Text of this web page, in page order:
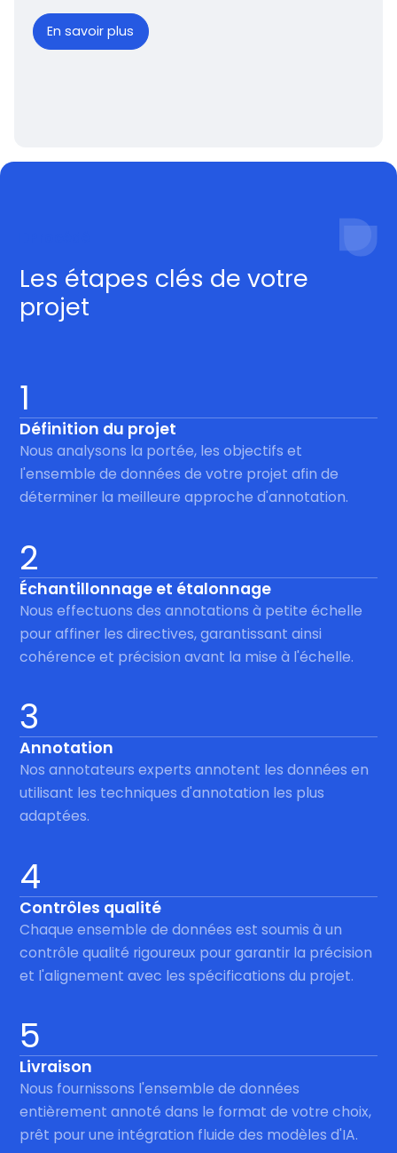
En savoir plus
Les étapes clés de votre
projet
1
Définition du projet
Nous analysons la portée, les objectifs et
l'ensemble de données de votre projet afin de
déterminer la meilleure approche d'annotation.
2
Échantillonnage et étalonnage
Nous effectuons des annotations à petite échelle
pour affiner les directives, garantissant ainsi
cohérence et précision avant la mise à l'échelle.
3
Annotation
Nos annotateurs experts annotent les données en
utilisant les techniques d'annotation les plus
adaptées.
4
Contrôles qualité
Chaque ensemble de données est soumis à un
contrôle qualité rigoureux pour garantir la précision
et l'alignement avec les spécifications du projet.
5
Livraison
Nous fournissons l'ensemble de données
entièrement annoté dans le format de votre choix,
prêt pour une intégration fluide des modèles d'IA.